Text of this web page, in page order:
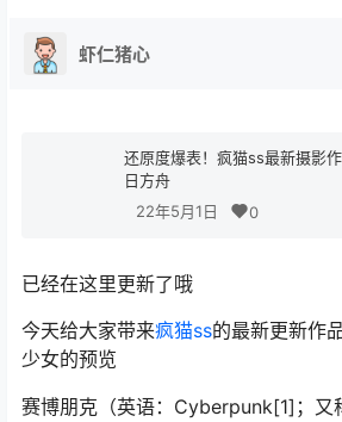
虾仁猪心
还原度爆表！疯猫ss最新摄影
日方舟
22年5月1日
0
已经在这里更新了哦
今天给大家带来疯猫ss的最新更新作
少女的预览
赛博朋克（英语：Cyberpunk[1]；又